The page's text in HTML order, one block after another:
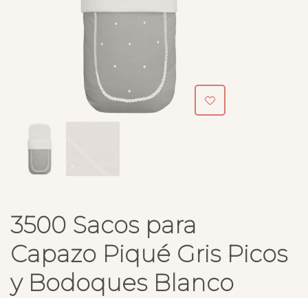
3500 Sacos para
Capazo Piqué Gris Picos
y Bodoques Blanco